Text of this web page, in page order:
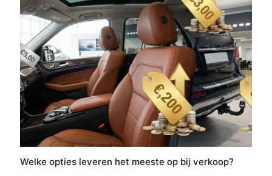
Welke opties leveren het meeste op bij verkoop?